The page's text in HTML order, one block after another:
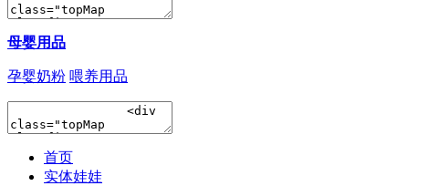
母婴用品
孕婴奶粉 喂养用品
首页
实体娃娃